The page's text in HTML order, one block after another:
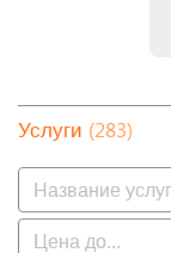
Услуги (283)